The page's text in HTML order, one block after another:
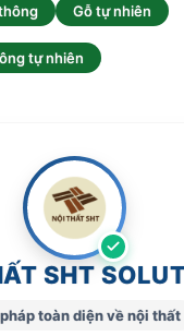
Gỗ tự nhiên
tự nhiên
SHT
toàn diện về nội thất